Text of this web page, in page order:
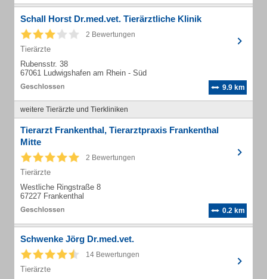
Schall Horst Dr.med.vet. Tierärztliche Klinik
2 Bewertungen
Tierärzte
Rubensstr. 38
67061 Ludwigshafen am Rhein - Süd
9.9 km
weitere Tierärzte und Tierkliniken
Tierarzt Frankenthal, Tierarztpraxis Frankenthal
Mitte
2 Bewertungen
Tierärzte
Westliche Ringstraße 8
67227 Frankenthal
0.2 km
Schwenke Jörg Dr.med.vet.
14 Bewertungen
Tierärzte